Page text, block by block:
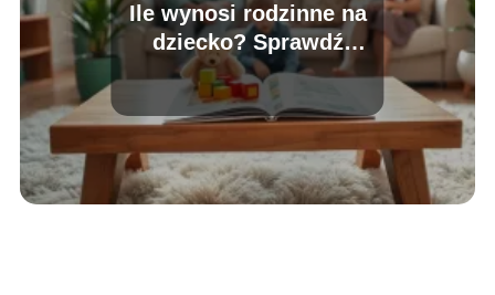
Ile wynosi rodzinne na
dziecko? Sprawdź
aktualne stawki!